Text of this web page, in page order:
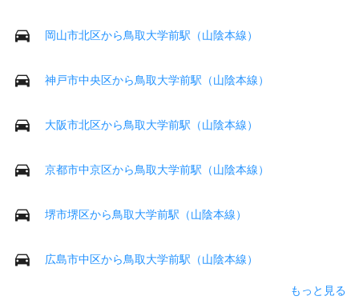
岡山市北区から鳥取大学前駅（山陰本線）
神戸市中央区から鳥取大学前駅（山陰本線）
大阪市北区から鳥取大学前駅（山陰本線）
京都市中京区から鳥取大学前駅（山陰本線）
堺市堺区から鳥取大学前駅（山陰本線）
広島市中区から鳥取大学前駅（山陰本線）
もっと見る